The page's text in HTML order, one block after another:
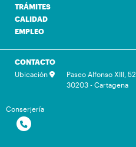
TRÁMITES
CALIDAD
EMPLEO
CONTACTO
Ubicación
Paseo Alfonso XIII, 52
30203 - Cartagena
Conserjería